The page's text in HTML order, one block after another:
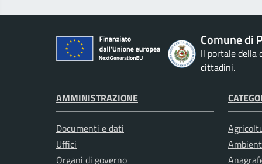
Comune di
Il portale della
cittadini.
AMMINISTRAZIONE
Documenti e dati
Uffici
Organi di governo